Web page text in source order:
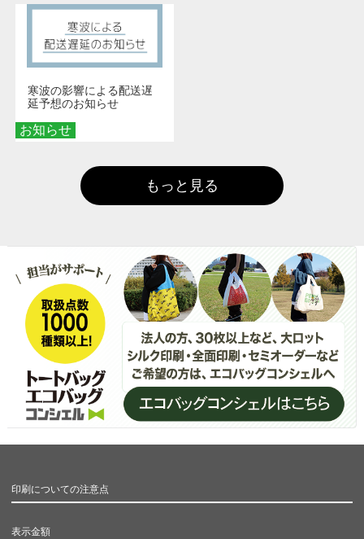
お知らせ
寒波の影響による配送遅
延予想のお知らせ
もっと見る
印刷についての注意点
表示金額